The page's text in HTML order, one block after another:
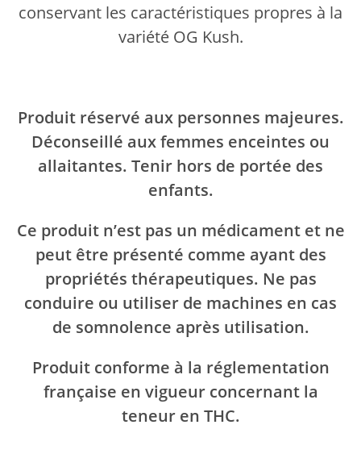
conservant les caractéristiques propres à la
variété OG Kush.
Produit réservé aux personnes majeures.
Déconseillé aux femmes enceintes ou
allaitantes. Tenir hors de portée des
enfants.
Ce produit n’est pas un médicament et ne
peut être présenté comme ayant des
propriétés thérapeutiques. Ne pas
conduire ou utiliser de machines en cas
de somnolence après utilisation.
Produit conforme à la réglementation
française en vigueur concernant la
teneur en THC.